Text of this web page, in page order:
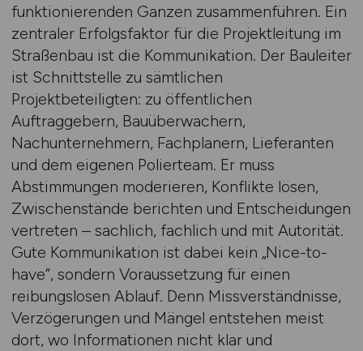
funktionierenden Ganzen zusammenführen. Ein
zentraler Erfolgsfaktor für die Projektleitung im
Straßenbau ist die Kommunikation. Der Bauleiter
ist Schnittstelle zu sämtlichen
Projektbeteiligten: zu öffentlichen
Auftraggebern, Bauüberwachern,
Nachunternehmern, Fachplanern, Lieferanten
und dem eigenen Polierteam. Er muss
Abstimmungen moderieren, Konflikte lösen,
Zwischenstände berichten und Entscheidungen
vertreten – sachlich, fachlich und mit Autorität.
Gute Kommunikation ist dabei kein „Nice-to-
have“, sondern Voraussetzung für einen
reibungslosen Ablauf. Denn Missverständnisse,
Verzögerungen und Mängel entstehen meist
dort, wo Informationen nicht klar und